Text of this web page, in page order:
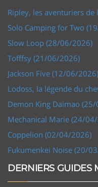
Ripley, les aventuriers
Solo Camping for Two
Slow Loop (28/06/2026)
Tofffsy (21/06/2026)
Jackson Five (12/06/2026)
Lodoss, la légende du
Demon King Daimao
Mechanical Marie (24/
Coppelion (02/04/2026)
Fukumenkei Noise (20/
DERNIERS GUIDES